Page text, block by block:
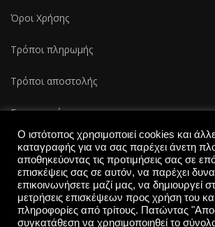
Όροι Χρήσης
Τρόποι πληρωμής
Τρόποι αποστολής
Επικοινωνία
Ο ιστότοπος χρησιμοποιεί cookies και
καταγραφής για να σας παρέχει άνετη
αποθηκεύοντας τις προτιμήσεις σας σε
επισκέψεις σας σε αυτόν, να παρέχει
επικοινωνήσετε μαζί μας, να δημιουργεί
μετρήσεις επισκέψεων προς χρήση του
πληροφορίες από τρίτους. Πατώντας
συγκατάθεση να χρησιμοποιηθεί το